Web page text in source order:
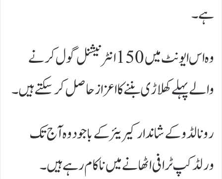
ہے۔
وہ اس ایونٹ میں 150 انٹرنیشنل گول کرنے
والے پہلے کھلاڑی بننے کا اعزاز حاصل کرسکتے ہیں۔
رونالڈو کے شاندار کیریئر کے باجود وہ آج تک
ورلڈکپ ٹرافی اٹھانے میں ناکام رہے ہیں۔